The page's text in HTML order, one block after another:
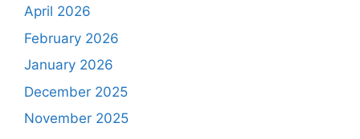
April 2026
February 2026
January 2026
December 2025
November 2025